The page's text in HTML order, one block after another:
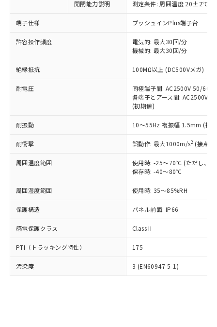
開閉能力説明 測定条件: 周囲温度 20±2℃、
端子仕様 プッシュインPlus端子台
許容操作頻度
電気的: 最大30回/分
機械的: 最大30回/分
絶縁抵抗 100MΩ以上 (DC500Vメガ)
耐電圧
同極端子間: AC2500V 50/
各端子とアース間: AC2500V
(初期値)
耐振動 10～55Hz 複振幅 1.5mm (接
耐衝撃 誤動作: 最大1000m/s2 (接点
周囲温度範囲
使用時: -25～70℃ (ただし、氷
保存時: -40～80℃
周囲湿度範囲 使用時: 35～85%RH
保護構造 パネル前面: IP66
感電保護クラス Class II
PTI（トラッキング特性） 175
汚染度 3 (EN60947-5-1)
以下の条件をお読みいただき、同意のうえ
ご利用ください。
本サービスは、当社制御機器事業取扱
商品の当社在庫状況および標準価格
(税抜)を提供させていただくもので
当社制御機器事業取扱商品の中には、
本サービスの対象外となる商品もある
ことをご了承ください。
在庫状況および標準価格照会結果は、
記載している更新日時点での社内デー
タに基づき作成されるものであり、閲
覧された時点での実際の在庫および標
準価格とは異なる場合があることをご
正式な納期状況および標準価格はお客
様のお取引先、またはお客様担当のオ
ムロン制御機器販売店・当社販売員に
オムロン制御機器販売店や当社販売拠
点は「
販売ネットワーク
」をご確認
在庫状況および標準価格結果を当社の
事前の承諾なく第三者に漏洩または開
示しないようお願いします。
マイパーツ機能（部品リスト作成サー
対応予定なし：EU RoHS指令（10物質）の
非含有に非対応の商品で、対応品を出す予
定はありません。
非含有の対応状況を調査中または確認中の
非該当品：ライセンス料など無形物で、有
害物質有無と関係のない商品です。
仕入先様の事情により、非含有部品として
いたものが、含有品と判明した場合などや
むを得ず変更することがあります。
鉛(Pb) 1000ppm以下、 水銀(Hg) 1000ppm以下、 カド
(PBDE) 1000ppm以下、フタル酸ビス(2-エチルヘキシ
ル) (DEHP)(別名：DOP) 1000ppm以下、フタル酸ブチ
ルベンジル（BBP） 1000ppm以下、フタル酸ジブチル
（DBP） 1000ppm以下、フタル酸ジイソブチル
(DIBP) 1000ppm以下
但し、RoHS指令で産業用監視および制御機器に対する
適用除外項目は除く。
※2 対応予定月
部品在庫の切り替え状況などにより、予定
※1 中国RoHS○×表
「○」：最大均質材料含有率が中国RoHSの
基準値以下であることを示します。
「×」：最大均質材料含有率が中国RoHSの
基準値を超えていることを示します。
「－」：未確認です。当社販売部門へお問
*中国RoHS10物質の基準値 (GB/T26572)：
Pb(鉛) :1000ppm、 Hg(水銀) : 1000ppm、 Cd(カドミウ
Cr(Ⅵ)(六価クロム) : 1000ppm、 PBBs(ポリ臭化ビフェ
ニル類) : 1000ppm、 PBDEs(ポリ臭化ジフェニルエーテ
DBP(フタル酸ジブチル) : 1000ppm、 DIBP(フタル酸ジ
イソブチル) : 1000ppm、 BBP(フタル酸ブチルベンジ
ル) : 1000ppm、
DEHP(フタル酸ビス(2-エチルヘキシル)) : 1000ppm
※2 環境保護使用期限
「ｅ」：有害物質（10物質）のすべてが基
「10」：通常の使用状況下において有害物
当社は、これら貴社製品のうち、外国
為替および外国貿易法に定める商品
または国外への提供する場合は、日本
国政府の輸出許可(または役務取引許
当社は規制貨物を破棄する場合は、完
全に破砕するなど、違法に輸出されな
いよう必要な手段を講じます。
当社は貴社製品を、核兵器、ミサイ
ル、化学兵器、生物兵器またはその他
武器並びにこれらの製造装置等に一切
使用いたしません。
当社は、貴社製品を第三者に販売する
場合は、上記1、2および3の内容を当
該第三者に通知します。また当社は、
販売先および販売に係わる関係者が違
○ 一定数以上の在庫あり
△ 一定数には満たないが在庫あり
在庫なし(最新の在庫状況につ
たはお客様担当のオムロン制御
機器販売店・当社販売員にご確
空
受注生産機種、また在庫状況の